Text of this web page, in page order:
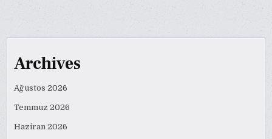
Archives
Ağustos 2026
Temmuz 2026
Haziran 2026